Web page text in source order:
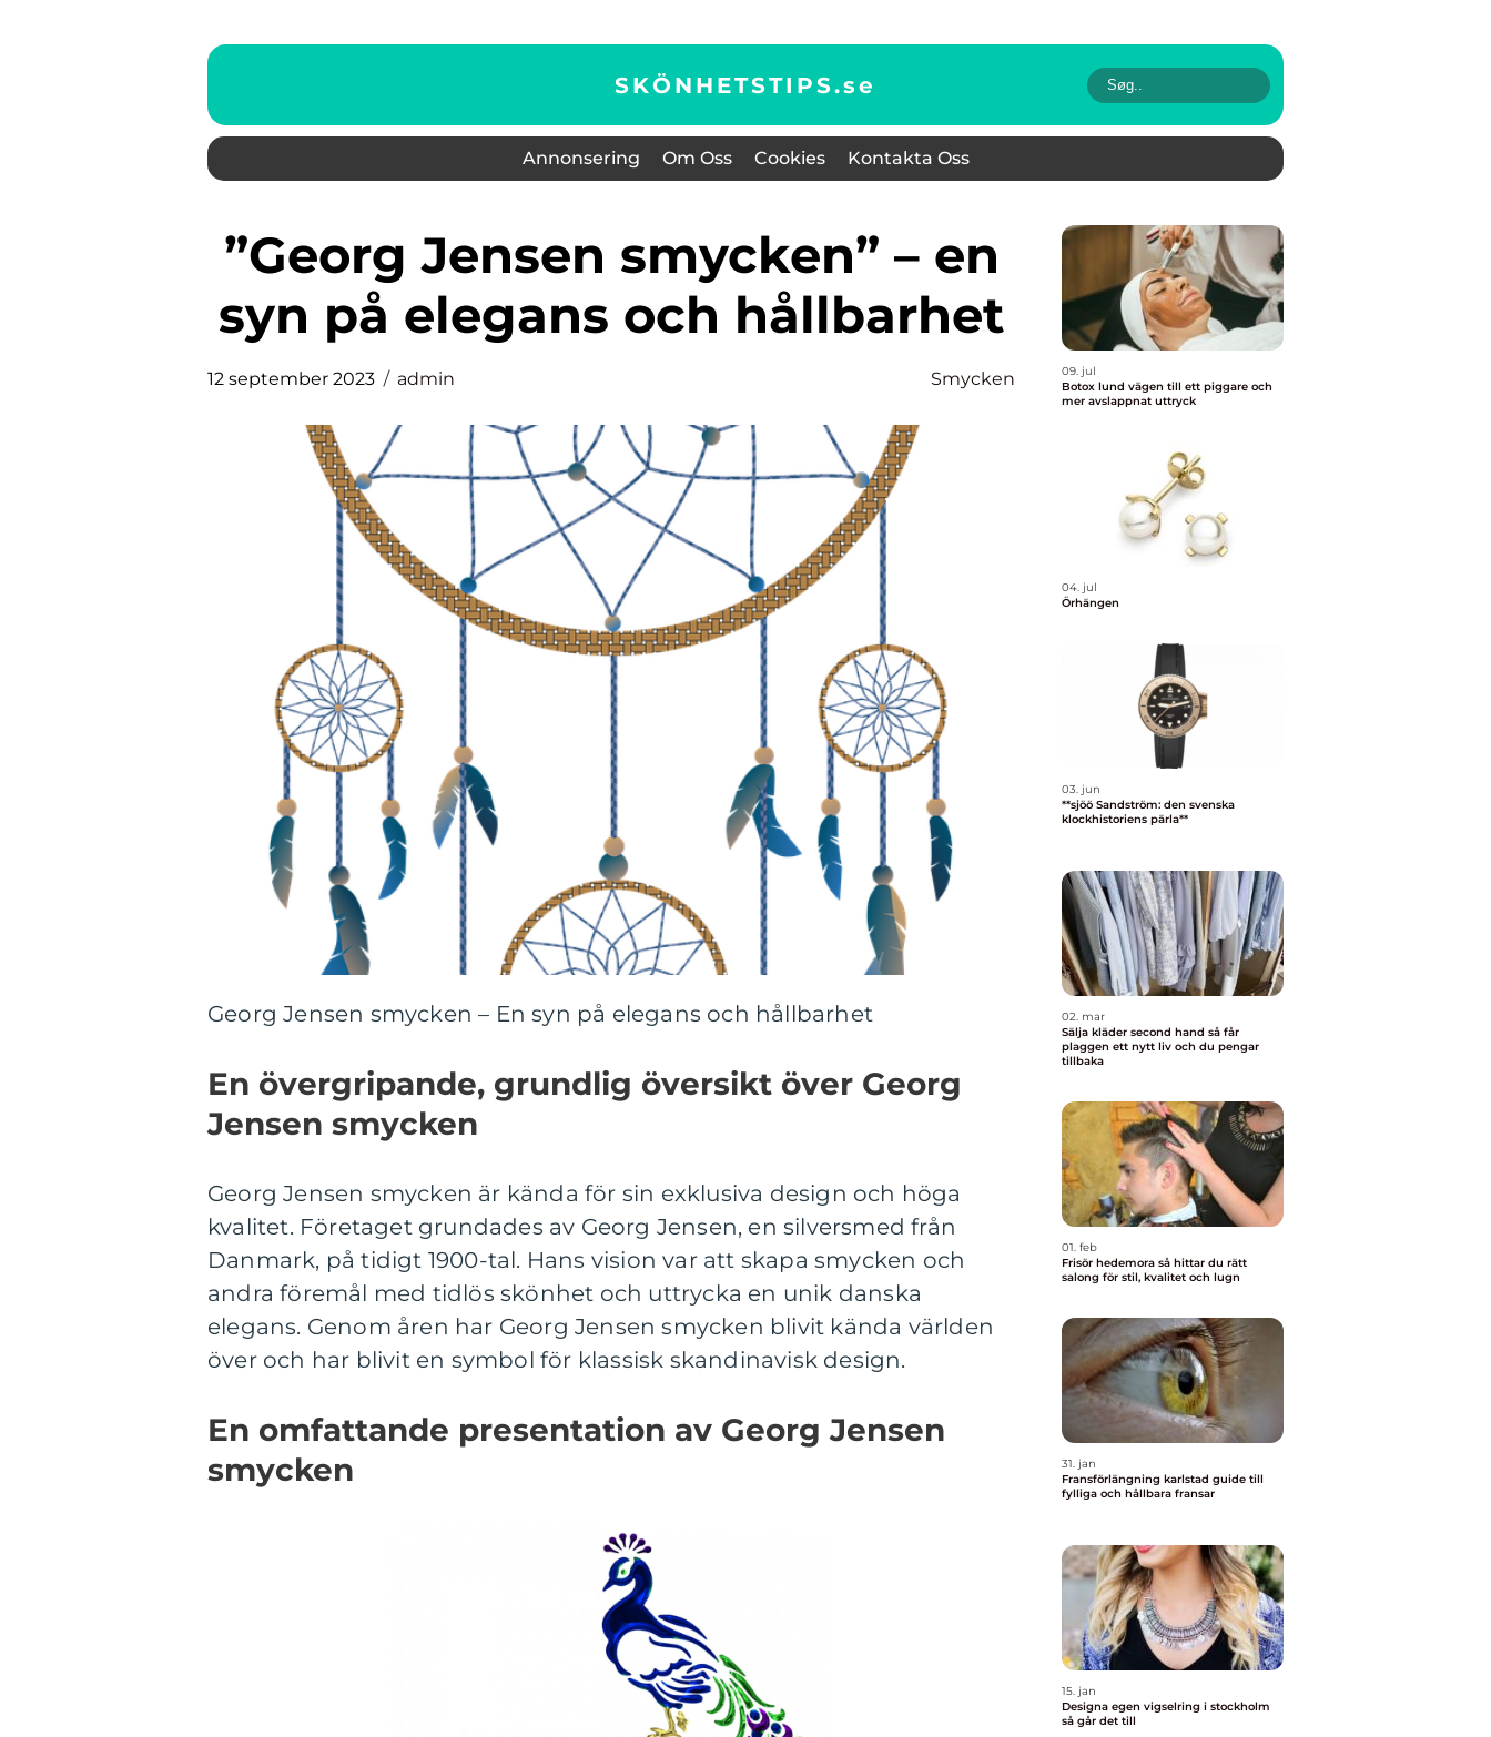
SKÖNHETSTIPS.se
Annonsering Om Oss Cookies Kontakta Oss
”Georg Jensen smycken” – en
syn på elegans och hållbarhet
12 september 2023 admin Smycken
Georg Jensen smycken – En syn på elegans och hållbarhet
En övergripande, grundlig översikt över Georg
Jensen smycken
Georg Jensen smycken är kända för sin exklusiva design och höga
kvalitet. Företaget grundades av Georg Jensen, en silversmed från
Danmark, på tidigt 1900-tal. Hans vision var att skapa smycken och
andra föremål med tidlös skönhet och uttrycka en unik danska
elegans. Genom åren har Georg Jensen smycken blivit kända världen
över och har blivit en symbol för klassisk skandinavisk design.
En omfattande presentation av Georg Jensen
smycken
09. jul
Botox lund vägen till ett piggare och
mer avslappnat uttryck
04. jul
Örhängen
03. jun
**sjöö Sandström: den svenska
klockhistoriens pärla**
02. mar
Sälja kläder second hand så får
plaggen ett nytt liv och du pengar
tillbaka
01. feb
Frisör hedemora så hittar du rätt
salong för stil, kvalitet och lugn
31. jan
Fransförlängning karlstad guide till
fylliga och hållbara fransar
15. jan
Designa egen vigselring i stockholm
så går det till